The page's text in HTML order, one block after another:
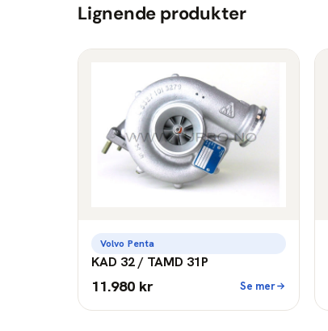
Lignende produkter
Volvo Penta
KAD 32 / TAMD 31P
11.980 kr Se mer